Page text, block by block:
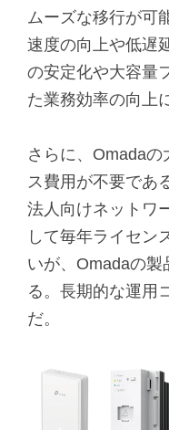
ムーズな移行が可
速度の向上や低遅
の安定化や大容量
た業務効率の向上
さらに、Omada
ス費用が不要であ
法人向けネットワ
して毎年ライセン
いが、Omadaの製
る。長期的な運用
だ。